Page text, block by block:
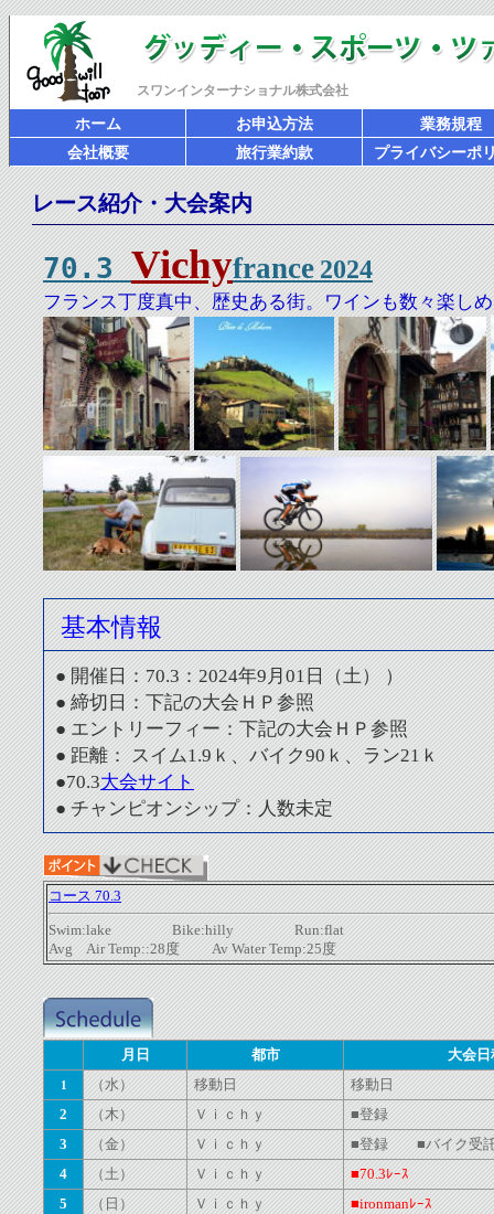
スワンインターナショナル株式会社
ホーム お申込方法
業務規程
会社概要
旅行業約款 プライバシーポ
レース紹介・大会案内
70.3 Vichyfrance 2024
フランス丁度真中、歴史ある街。ワインも数々楽し
基本情報
● 開催日：70.3：2024年9月01日（土） ）
● 締切日：下記の大会ＨＰ参照
● エントリーフィー：下記の大会ＨＰ参照
● 距離： スイム1.9ｋ、バイク90ｋ、ラン21ｋ
●70.3大会サイト
● チャンピオンシップ：人数未定
コース 70.3
Swim:lake Bike:hilly Run:flat
Avg Air Temp::28度 Av Water Temp:25度
月日 都市 大会日
1 （水） 移動日
移動日
2
（木） Ｖｉｃｈｙ
■登録
3
（金） Ｖｉｃｈｙ
■登録 ■バイク受
4
（土） Ｖｉｃｈｙ
■70.3ﾚｰｽ
5
（日） Ｖｉｃｈｙ
■ironmanﾚｰｽ